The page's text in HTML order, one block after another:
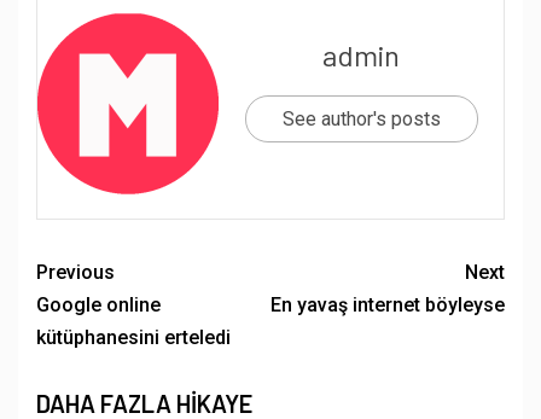
admin
See author's posts
Previous
Google online
kütüphanesini erteledi
Next
En yavaş internet böyleyse
DAHA FAZLA HIKAYE